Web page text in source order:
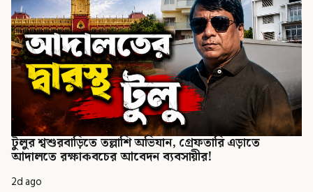
টুলুর শ্বশুরবাড়িতে তল্লাশি অভিযান, গ্রেফতারি এড়াতে
আদালতে রক্ষাকবচের আবেদন ব্যবসায়ীর!
2d ago